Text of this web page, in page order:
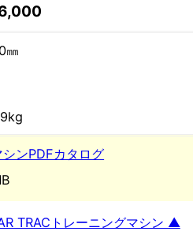
㎜
ンPDFカタログ
TRACトレーニングマシン ▲